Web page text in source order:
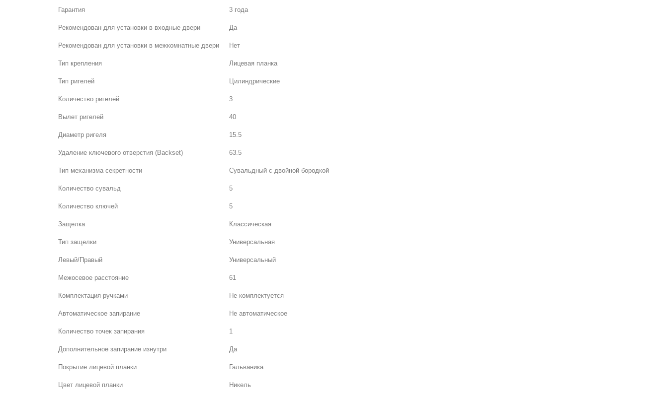
Гарантия 3 года
Рекомендован для установки в входные двери Да
Рекомендован для установки в межкомнатные двери Нет
Тип крепления Лицевая планка
Тип ригелей Цилиндрические
Количество ригелей 3
Вылет ригелей 40
Диаметр ригеля 15.5
Удаление ключевого отверстия (Backset) 63.5
Тип механизма секретности Сувальдный с двойной бородкой
Количество сувальд 5
Количество ключей 5
Защелка Классическая
Тип защелки Универсальная
Левый/Правый Универсальный
Межосевое расстояние 61
Комплектация ручками Не комплектуется
Автоматическое запирание Не автоматическое
Количество точек запирания 1
Дополнительное запирание изнутри Да
Покрытие лицевой планки Гальваника
Цвет лицевой планки Никель